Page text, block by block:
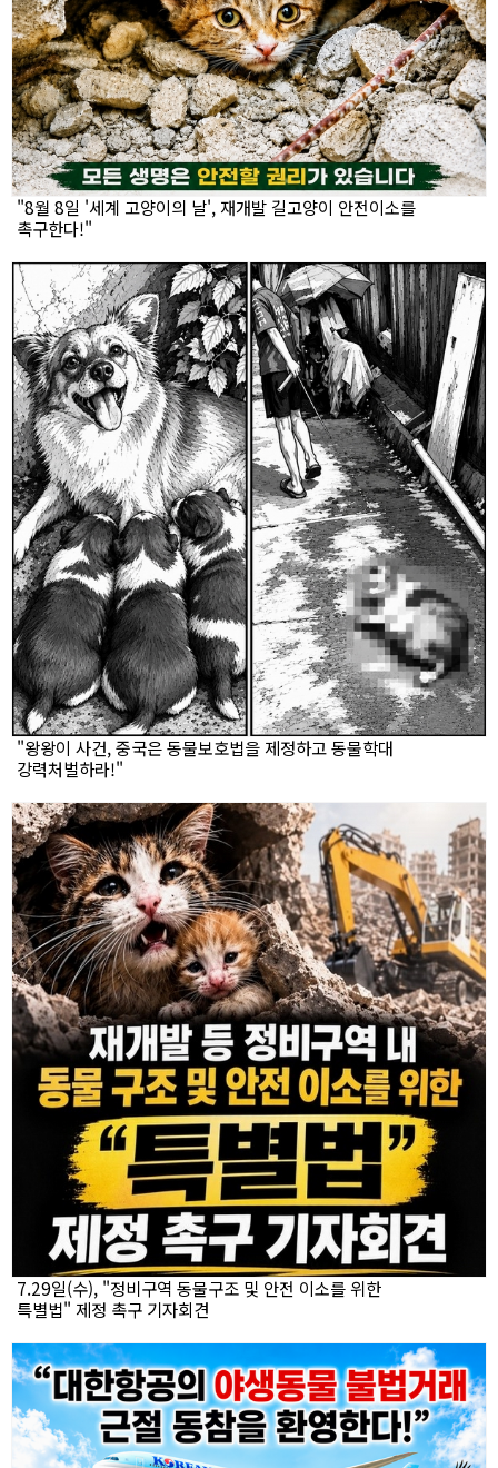
"8월 8일 '세계 고양이의 날', 재개발 길고양이 안전이소를
촉구한다!"
"왕왕이 사건, 중국은 동물보호법을 제정하고 동물학대
강력처벌하라!"
7.29일(수), "정비구역 동물구조 및 안전 이소를 위한
특별법" 제정 촉구 기자회견